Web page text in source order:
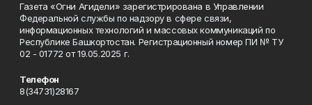
Газета «Огни Агидели» зарегистрирована в Управлении
Федеральной службы по надзору в сфере связи,
информационных технологий и массовых коммуникаций по
Республике Башкортостан. Регистрационный номер ПИ № ТУ
02 - 01772 от 19.05.2025 г.
Телефон
8(34731)28167